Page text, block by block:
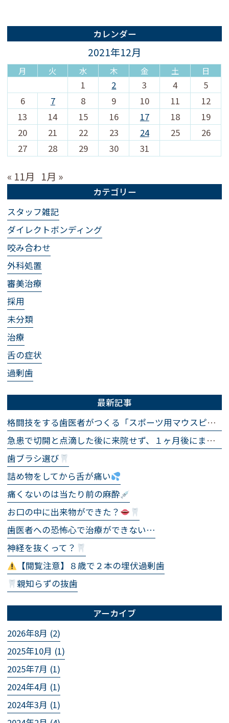
カレンダー
2021年12月
月 火 水 木 金 土 日
1 2 3 4
5
6
7 8 9 10 11
12
13
14 15 16 17 18
19
20
21 22 23 24 25
26
27
28 29 30 31
« 11月 1月 »
カテゴリー
スタッフ雑記
ダイレクトボンディング
咬み合わせ
外科処置
審美治療
採用
未分類
治療
舌の症状
過剰歯
最新記事
格闘技をする歯医者がつくる「スポーツ用マウスピース」
急患で切開と点滴した後に来院せず、１ヶ月後にまた急患で来院され、まったく同じ処置をした話
歯ブラシ選び
詰め物をしてから舌が痛い
痛くないのは当たり前の麻酔
お口の中に出来物ができた？
歯医者への恐怖心で治療ができない…
神経を抜くって？
【閲覧注意】８歳で２本の埋伏過剰歯
親知らずの抜歯
アーカイブ
2026年8月 (2)
2025年10月 (1)
2025年7月 (1)
2024年4月 (1)
2024年3月 (1)